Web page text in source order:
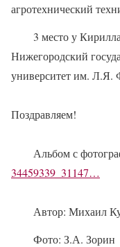
агротехнический
3 место у
Нижегородский
университет им. Л.Я.
Поздравляем!
Альбом с
34459339_31147…
Автор: Михаил
Фото: З.А. Зорин